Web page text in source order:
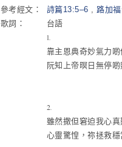
參考經文：
詩篇13:5–6 , 路加
歌詞：
台語
1.
靠主恩典奇妙氣力
阮知上帝暝日無停
2.
雖然撒但窘迫我心
心靈驚惶，祢拯救